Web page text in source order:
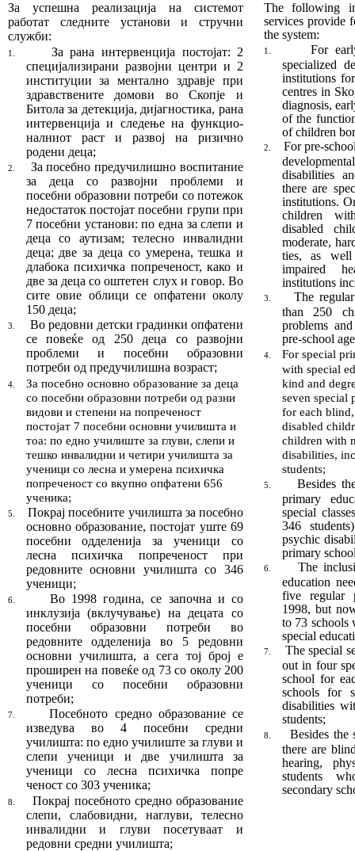
За успешна реализација на системот
работат следните установи и стручни
служби:
1.
За рана интервенција постојат: 2
специјали­зи­рани развојни центри и 2
институции за ментално здравјепри
здравствените домови во Скопје и
Битолаза детекција, дијаг­нос­ти­ка, рана
интервенција и следење на функ­цио­
налниот раст и развој на ризично
родени деца;
2.
За посебно предучилишно воспитание
за де­ца со развојни проблеми и
посебни обра­зов­ни потреби со потежок
недостаток постојат посебни групи при
7 посебни установи: по една за слепи и
деца со аутизам;
телесно ин­ва­лидни
деца; две за деца со умерена, тешка и
длабока психичка попреченост, како и
две за деца со оштетен слух и говор.Во
сите овие облици се опфатениоколу
150 деца;
3.
Во редовни детски градинки опфатени
се по­веќе од 250деца со развојни
проблеми и посебни образовни
потреби од предучилишна возраст;
4.
За посебно основно образование за деца
со посебни образовни потреби од разни
видови и степени на попреченост
постојат 7 посебни основни училишта и
тоа: по едно училиште за глуви, слепи и
тешко инвалидни и четири училишта за
ученици со лесна и умерена психичка
попреченост со вкупно опфатени 656
ученика;
5.
Покрај посебните училишта за посебно
основно образование, постојат уште 69
посебни одделенија за ученици со
лесна психичка попреченост при
редовните основни училишта со 346
ученици;
6.
Во 1998 година, се започна и со
инклузија(вклучување) на децата со
посебни образовни потреби во
редовните одделенија во 5 редовни
основни училишта, а сега тој број е
проширен на повеќе од 73 со околу 200
ученици со посебни образовни
потреби;
7.
Посебното средно образование се
изведува во 4 посебни средни
училишта: по едно училиште за глуви и
слепи ученици и две училишта за
ученици со лесна психичка попре
ченост со 303 ученика;
8.
Покрај посебното средно образование
слепи, слабовидни, наглуви, телесно
инвалидни и глуви посетуваат и
редовни средни училишта;
The following
ser­vices provide
the system:
1.
For
specialized
institutions
centres in
diagnosis,
of the
of children
2.
For pre-
disabilities
there are
institutions.
children
disabled
moderate,
ties, as
impaired
institutions
3.
The
than 250
problems
pre-school
4.
For special
with special
kind and
seven special
for each
disabled
children with
disabilities,
students;
5.
Besides
primary
special
346
psychic
primary
6.
The
educa­tion
five regular
1998, but
to 73 schools
special
7.
The special
out in four
school for
schools for
disabilities
students;
8.
Besides the
there are
hearing,
students
secondary